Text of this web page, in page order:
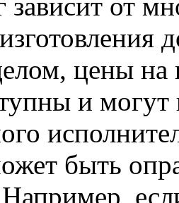
цены на
и могут
быть